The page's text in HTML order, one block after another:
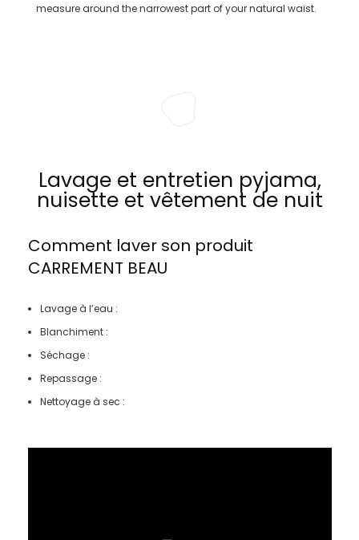
measure around the narrowest part of your natural waist.
Lavage et entretien pyjama,
nuisette et vêtement de nuit
Comment laver son produit
CARREMENT BEAU
Lavage à l’eau :
Blanchiment :
Séchage :
Repassage :
Nettoyage à sec :